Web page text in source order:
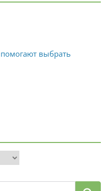
выбрать